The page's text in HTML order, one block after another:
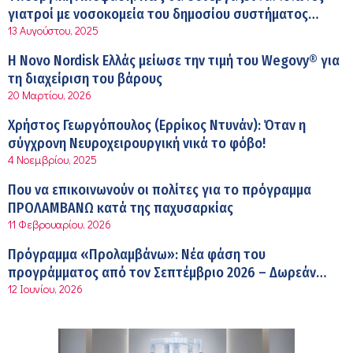
εφοδιαστικής αλυσίδας των φαρμάκων στη διάρκεια
του καλοκαιριού
12:08 μμ
Μιχάλης Τάτσης, Insurance & Healthcare Analyst,
διευθυντής Επιχειρηματικής Ανάπτυξης Ομίλου HHG
11:54 πμ
Kavita Patel: Ένα στα πέντε καινοτόμα φάρμακα φτάνει
τελικά στην Ελλάδα
9:21 πμ
Υπάρχει τελικά «δίαιτα θυρεοειδούς»; Τι λέει η
επιστήμη για τη διατροφή και τα συμπληρώματα
7:38 πμ
Πυρκαγιά στη Δυτική Αττική: Οι κίνδυνοι για τη δημόσια
υγεία
7:16 πμ
την Τεχνητή Νοημοσύνη και την Ογκολογία
γιατροί με νοσοκομεία του δημοσίου συστήματος
υγείας
13 Αυγούστου, 2025
Η Novo Nordisk Ελλάς μείωσε την τιμή του Wegovy® για
τη διαχείριση του βάρους
20 Μαρτίου, 2026
Χρήστος Γεωργόπουλος (Ερρίκος Ντυνάν): Όταν η
σύγχρονη Νευροχειρουργική νικά το φόβο!
4 Νοεμβρίου, 2025
Που να επικοινωνούν οι πολίτες για το πρόγραμμα
ΠΡΟΛΑΜΒΑΝΩ κατά της παχυσαρκίας
11 Φεβρουαρίου, 2026
Πρόγραμμα «Προλαμβάνω»: Νέα φάση του
προγράμματος από τον Σεπτέμβριο 2026 – Δωρεάν
προληπτικές εξετάσεις έως το 2030
12 Ιουνίου, 2026